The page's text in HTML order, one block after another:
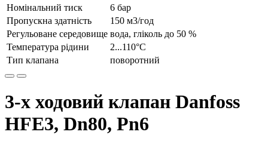
Номінальний тиск
6 бар
Пропускна здатність
150 м3/год
Регульоване середовище вода, гліколь до 50 %
Температура рідини
2...110°С
Тип клапана
поворотний
3-х ходовий клапан Danfoss
HFE3, Dn80, Pn6